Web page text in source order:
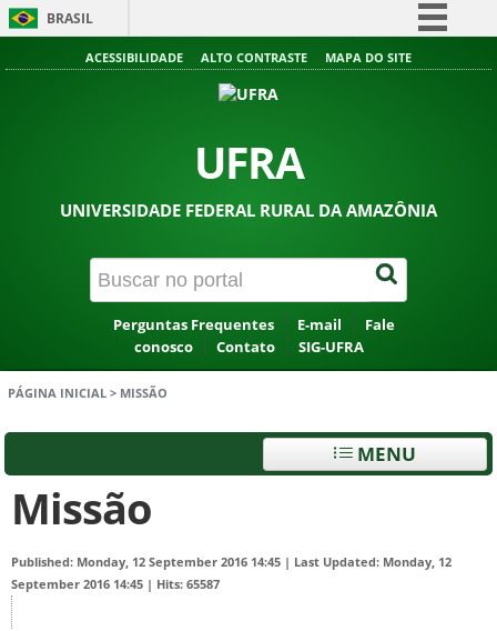
BRASIL
Simplifique!
Acesso à informação
ACESSIBILIDADE ALTO CONTRASTE MAPA DO SITE
UFRA
UNIVERSIDADE FEDERAL RURAL DA AMAZÔNIA
Perguntas Frequentes E-mail
Fale
conosco
Contato SIG-UFRA
PÁGINA INICIAL > MISSÃO
MENU
Missão
Published: Monday, 12 September 2016 14:45 | Last Updated: Monday, 12
September 2016 14:45 | Hits: 65587